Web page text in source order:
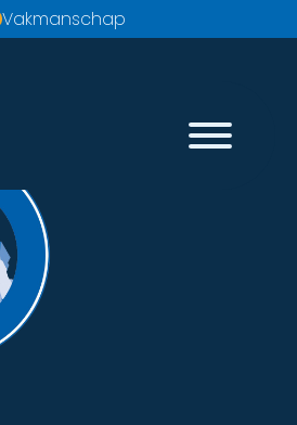
Vakmanschap